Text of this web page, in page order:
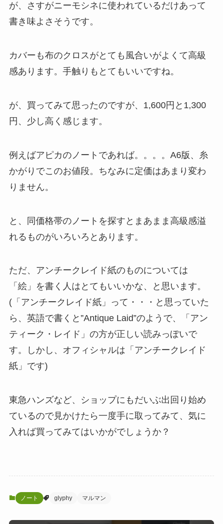
が、さすがニーモシネに使われているだけあって
書き味よさそうです。
カバーも布のクロスがとても風合いがよくて高級
感あります。手触りもとてもいいですね。
が、買ってみて思ったのですが、1,600円と1,300
円、少し高く感じます。
例えばアピカのノートであれば。。。。A6版、糸
かがりでこのお値段。ちなみに定価はあまり変わ
りません。
と、同価格帯のノートを探すとまあまま高級感溢
れるものがいろいろとあります。
ただ、アンチークレイド紙のものについては
「絵」を書く人はとてもいいかな、と思います。
(「アンチークレイド紙」って・・・と思っていた
ら、英語で書くと”Antique Laid”のようで、「アン
ティーク・レイド」の方が正しい読みっぽいで
す。しかし、オフィシャルは「アンチークレイド
紙」です)
東急ハンズなど、ショップにもだいぶ出回り始め
ているので見かけたら一度手に取ってみて、気に
入れば買ってみてはいかがでしょうか？
ノート glyphy マルマン